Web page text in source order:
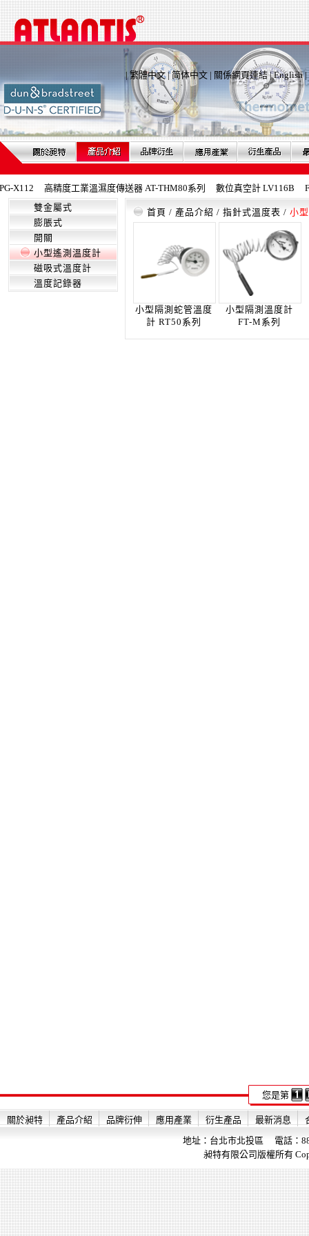
| 繁體中文|简体中文 | 關係網頁連結|English|
X112 高精度工業溫濕度傳送器 AT-THM80系列 數位真空計 LV116B
雙金屬式
膨脹式
開關
小型遙測溫度計
磁吸式溫度計
溫度記錄器
首頁 / 產品介紹 / 指針式溫度表 / 小
小型隔測蛇管溫度
計 RT50系列
小型隔測溫度計
FT-M系列
您是第
關於昶特 產品介紹 品牌衍伸 應用產業 衍生產品 最新消息
地址：台北市北投區 電話：
昶特有限公司版權所有